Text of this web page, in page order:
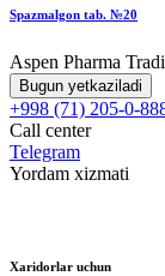
Spazmalgon tab. №20
Aspen Pharma
Bugun yetkaziladi
+998 (71) 205-0-
Call center
Telegram
Yordam xizmati
Xaridorlar uchun